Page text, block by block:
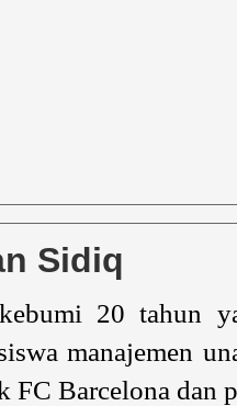
Sidiq
20 tahun
manajemen
FC Barcelona dan